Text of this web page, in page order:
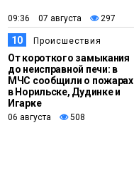
09:36 07 августа 297
10 Происшествия
От короткого замыкания
до неисправной печи: в
МЧС сообщили о пожарах
в Норильске, Дудинке и
Игарке
06 августа 508